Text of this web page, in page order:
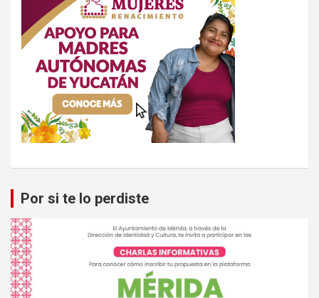
Por si te lo perdiste